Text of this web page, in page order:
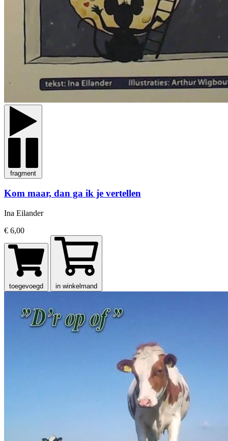
fragment
Kom maar, dan ga ik je vertellen
Ina Eilander
€ 6,00
toegevoegd in winkelmand